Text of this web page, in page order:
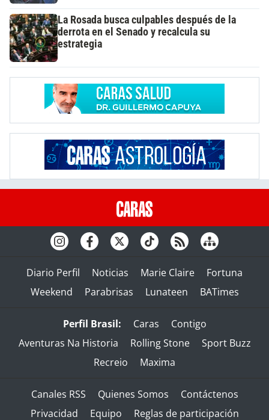
La Rosada busca culpables después de la
derrota en el Senado y recalcula su
estrategia
Diario Perfil Noticias Marie Claire
Fortuna
Weekend
Parabrisas Lunateen BATimes
Perfil Brasil: Caras
Contigo
Aventuras Na Historia
Rolling Stone
Sport Buzz
Recreio
Maxima
Canales RSS Quienes Somos
Contáctenos
Privacidad
Equipo Reglas de participación